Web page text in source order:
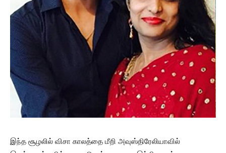
இந்த சூழலில் விசா காலத்தை மீறி அவுஸ்திரேலியாவில்